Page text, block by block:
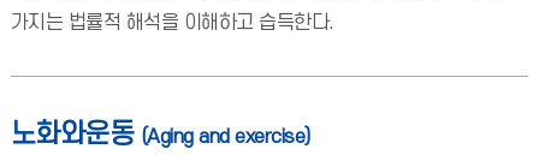
가지는 법률적 해석을 이해하고 습득한다.
노화와운동 (Aging and exercise)